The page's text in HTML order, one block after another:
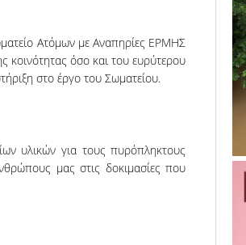
Ατόμων με Αναπηρίες ΕΡΜΗΣ
κοινότητας όσο και του ευρύτερου
στο έργο του Σωματείου.
υλικών για τους πυρόπληκτους
μας στις δοκιμασίες που